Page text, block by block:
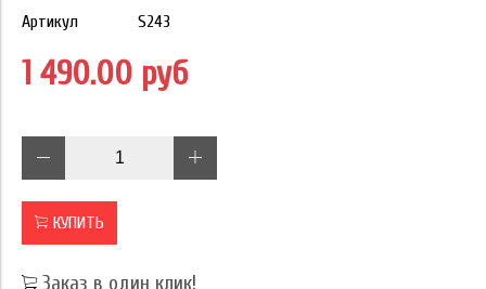
Артикул S243
1 490.00 руб
КУПИТЬ
Заказ в один клик!